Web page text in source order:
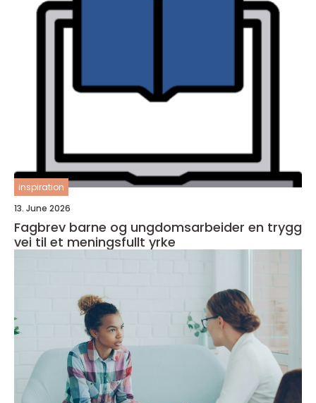
inspiration
13. June 2026
Fagbrev barne og ungdomsarbeider en trygg
vei til et meningsfullt yrke